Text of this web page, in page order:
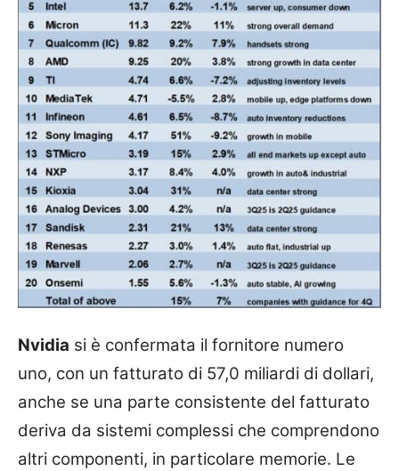
Nvidia si è confermata il fornitore numero
uno, con un fatturato di 57,0 miliardi di dollari,
anche se una parte consistente del fatturato
deriva da sistemi complessi che comprendono
altri componenti, in particolare memorie. Le